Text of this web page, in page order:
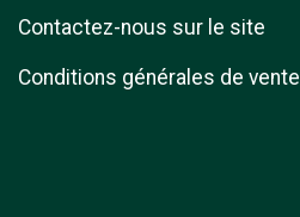
Contactez-nous sur le site
Conditions générales de vente